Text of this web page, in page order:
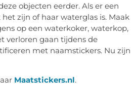
objecten eerder. Als er een
zijn of haar waterglas is. Maak
op een waterkoker, waterkop,
verloren gaan tijdens de
met naamstickers. Nu zijn
Maatstickers.nl.